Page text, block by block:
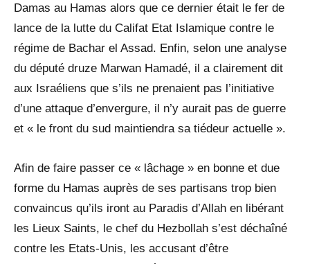
Damas au Hamas alors que ce dernier était le fer de
lance de la lutte du Califat Etat Islamique contre le
régime de Bachar el Assad. Enfin, selon une analyse
du député druze Marwan Hamadé, il a clairement dit
aux Israéliens que s’ils ne prenaient pas l’initiative
d’une attaque d’envergure, il n’y aurait pas de guerre
et « le front du sud maintiendra sa tiédeur actuelle ».
Afin de faire passer ce « lâchage » en bonne et due
forme du Hamas auprès de ses partisans trop bien
convaincus qu’ils iront au Paradis d’Allah en libérant
les Lieux Saints, le chef du Hezbollah s’est déchaîné
contre les Etats-Unis, les accusant d’être